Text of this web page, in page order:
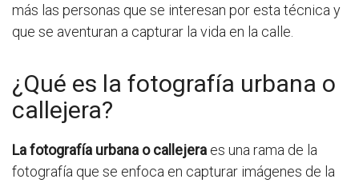
más las personas que se interesan por esta técnica y
que se aventuran a capturar la vida en la calle.
¿Qué es la fotografía urbana o
callejera?
La fotografía urbana o callejera es una rama de la
fotografía que se enfoca en capturar imágenes de la